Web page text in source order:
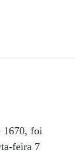
1670, foi
feira 7